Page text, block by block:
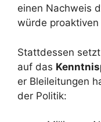
einen Nachweis
würde
Stattdessen
auf das
er Bleileitungen
der Politik: